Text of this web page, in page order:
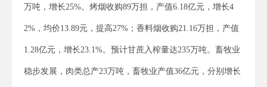
万吨，增长25%。烤烟收购89万担，产值6.18亿元，增长4
2%，均价13.89元，提高27%；香料烟收购21.16万担，产值
1.28亿元，增长23.1%。预计甘蔗入榨量达235万吨。畜牧业
稳步发展，肉类总产23万吨，畜牧业产值36亿元，分别增长